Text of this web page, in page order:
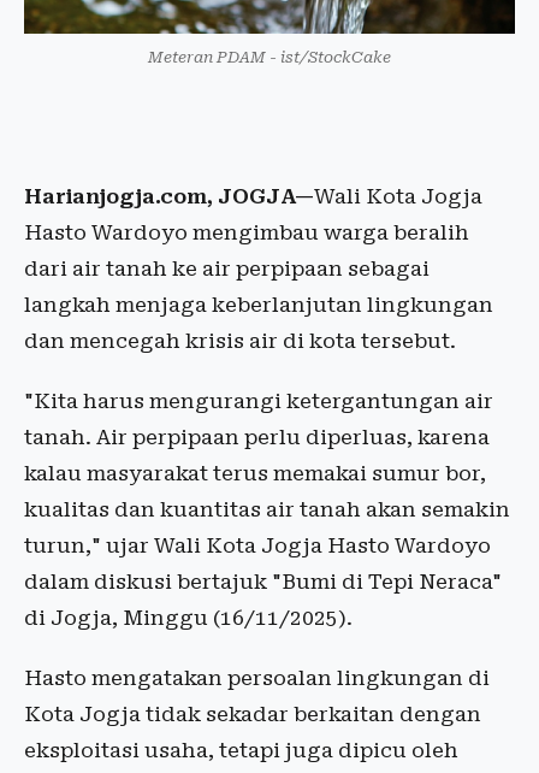
Meteran PDAM - ist/StockCake
Harianjogja.com, JOGJA—Wali Kota Jogja
Hasto Wardoyo mengimbau warga beralih
dari air tanah ke air perpipaan sebagai
langkah menjaga keberlanjutan lingkungan
dan mencegah krisis air di kota tersebut.
"Kita harus mengurangi ketergantungan air
tanah. Air perpipaan perlu diperluas, karena
kalau masyarakat terus memakai sumur bor,
kualitas dan kuantitas air tanah akan semakin
turun," ujar Wali Kota Jogja Hasto Wardoyo
dalam diskusi bertajuk "Bumi di Tepi Neraca"
di Jogja, Minggu (16/11/2025).
Hasto mengatakan persoalan lingkungan di
Kota Jogja tidak sekadar berkaitan dengan
eksploitasi usaha, tetapi juga dipicu oleh